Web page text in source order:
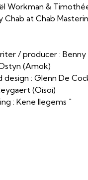
Workman &
Chab at Chab
/ producer :
(Amok)
design : Glenn De
(Oisoi)
: Kene Ilegems "